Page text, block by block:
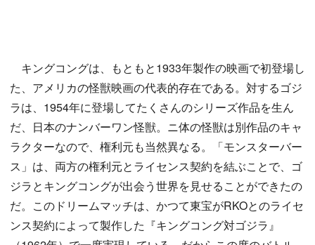
キングコングは、もともと1933年製作の映画で初登場し
た、アメリカの怪獣映画の代表的存在である。対するゴジ
ラは、1954年に登場してたくさんのシリーズ作品を生ん
だ、日本のナンバーワン怪獣。ニ体の怪獣は別作品のキャ
ラクターなので、権利元も当然異なる。「モンスターバー
ス」は、両方の権利元とライセンス契約を結ぶことで、ゴ
ジラとキングコングが出会う世界を見せることができたの
だ。このドリームマッチは、かつて東宝がRKOとのライセ
ンス契約によって製作した『キングコング対ゴジラ』